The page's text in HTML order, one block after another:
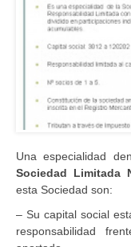
Una especialidad
Sociedad Limitada
esta Sociedad son:
– Su capital social
responsabilidad